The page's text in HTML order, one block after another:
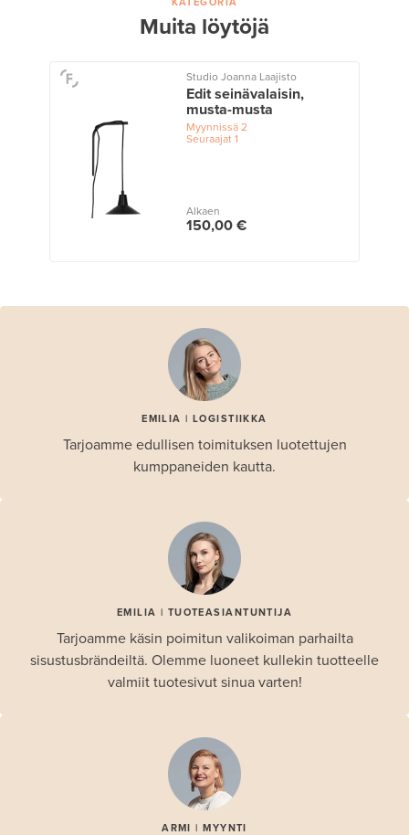
Muita löytöjä
Studio Joanna Laajisto
Edit seinävalaisin,
musta-musta
Myynnissä2
Seuraajat 1
Alkaen
150,00 €
EMILIA | LOGISTIIKKA
Tarjoamme edullisen toimituksen luotettujen
kumppaneiden kautta.
EMILIA | TUOTEASIANTUNTIJA
Tarjoamme käsin poimitun valikoiman parhailta
sisustusbrändeiltä. Olemme luoneet kullekin tuotteelle
valmiit tuotesivut sinua varten!
ARMI | MYYNTI